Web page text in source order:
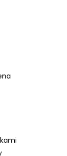
SATÉN - SÍLA